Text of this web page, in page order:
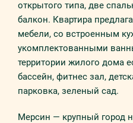
открытого типа, две
балкон. Квартира
мебели, со встроенным
укомплектованными
территории жилого дома
бассейн, фитнес зал,
парковка, зеленый сад.
Мерсин — крупный город